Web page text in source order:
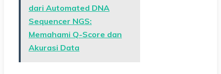
dari Automated DNA
Sequencer NGS:
Memahami Q-Score dan
Akurasi Data